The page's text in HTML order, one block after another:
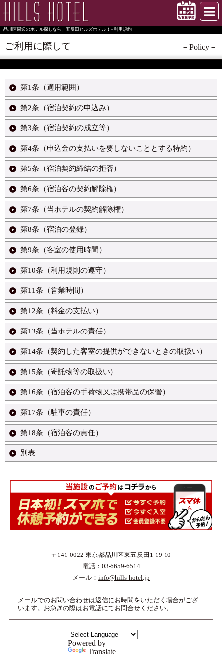
品川区周辺のホテル探しなら、五反田ヒルズホテル！ - 利用規約
ご利用に際して －Policy－
第1条（適用範囲）
1.当ホテルが宿泊客との間で締結する宿泊契約及びこれに関連する
契約は、この約款の定めるところによるものとし、この約款に定め
のない事項については、法令又は一般に確立された慣習によるもの
とします。
2.当ホテルが、法令及び慣習に反しない範囲で特約に応じたとき
は、前項の規定にかかわらず、その特約が優先するものとします。
コンテンツを閉じる
第2条（宿泊契約の申込み）
1.当ホテルに宿泊契約の申し込みをしようとする者は、次の事項を
当ホテルに申し出ていただきます。
* (1) 宿泊者名
* (2) 宿泊日及び到着予定時刻
* (3) 宿泊料金（原則として別表第1の基本宿泊料による。
* (4) その他当ホテルが必要と認める事項
2.宿泊客が、宿泊中に前項第(2)号の宿泊日を超えて宿泊の継続を申
し入れた場合、当ホテルは、その申し出がなされた時点で新たな宿
泊契約の申し込みがあったものとして処理します。
コンテンツを閉じる
第3条（宿泊契約の成立等）
1.宿泊契約は、当ホテルが前条の申し込みを承諾したときに成立す
るものとします。ただし、当ホテルが承諾をしなかったことを証明
したときは、この限りではありません。
2.前項の規定により宿泊契約が成立したときは、宿泊期間（3日を超
えるときは3日間）の基本宿泊料を限度として当ホテルが定める申
込金を、当ホテルが指定する日までに、お支払いいただきます。
3.申込金は、まず、宿泊客が最終的に支払うべき宿泊料金に充当
し、第6条及び第18条の規定を適用する事態が生じたときは、違約
金に次いで賠償金の順序で充当し、残額があれば、第12条の規定に
よる料金の支払いの際に返還します。
4.第2項の申込金を同項の規定により当ホテルが指定した日までにお
支払いいただけない場合は、宿泊契約はその効力を失うものとしま
す。ただし、申込金の支払期日を指定するにあたり、当ホテルがそ
の旨を宿泊客に告知した場合に限ります。
第4条（申込金の支払いを要しないこととする特約）
1.前条第2項の規定にかかわらず、当ホテルは、契約の成立後同項の
申込金の支払いを要しないこととする特約に応じることがありま
す。
2.宿泊契約の申し込みを承諾するに当たり、当ホテルが前条第2項の
申込金の支払いを求めなかった場合及び当該申込金の支払期日を指
定しなかった場合は、前項の特約に応じたものとして取り扱いま
す。
コンテンツを閉じる
第5条（宿泊契約締結の拒否）
1,当ホテルは、次に掲げる場合において、宿泊契約の締結に応じな
いことがあります。
* (1) 宿泊の申込みが、この約款によらないとき
* (2) 満室により客室の余裕がないとき
* (3) 宿泊しようとする者が、宿泊に関し、法令の規定、公の秩序
もしくは善良の風俗に反する行為をするおそれがあると認められる
とき
* (4) 宿泊しようとする者が、法定の伝染病者であると明らかに認
められるとき
* (5) 宿泊に関し合理的な範囲を超える負担を求められたとき
* (6) 天災、施設の故障、その他やむを得ない事由により宿泊させ
ることができないとき
* (7) 宿泊しようとする者が泥酔者等で他の宿泊者に著しく迷惑を
及ぼすおそれがあるとき、及び他の宿泊者に著しく迷惑を及ぼす言
動をしたとき（都道府県の規定にもとづく）
2,「暴力団員による不当な行為の防止等に関する法律」（平成4年3
月1日施行・平成9年改正）による指定暴力団及び指定暴力団員等の
当ホテル利用はお断りします。
ご予約後またはご利用中にその事実が判明した場合には、その時点
でご利用をお断りさせていただく場合があります。
コンテンツを閉じる
第6条（宿泊客の契約解除権）
1,宿泊客は、当ホテルに申し出て、宿泊契約を解除することができ
ます。
2,当ホテルは、宿泊客がその責めに帰すべき事由により宿泊契約の
全部又は一部を解除した場合（第3条第2項の規定により当ホテルが
申込金の支払期日を指定してその支払いを求めた場合であって、 そ
の支払いより前に宿泊客が宿泊契約を解除したときを除きます。）
は別表第2に掲げるところにより、違約金を申し受けます。ただ
し、当ホテルが第4条第1項の特約に応じた場合にあっては、 その特
約に応じるに当たって、宿泊客が宿泊契約を解除したときの違約金
支払義務について、当ホテルが宿泊客に告知したときに限ります。
3,当ホテルは、宿泊客が連絡をしないで宿泊日当日の午後9時（あら
かじめ到着予定時刻が明示されている場合は、その時刻を2時間経
過した時刻）になっても到着しないときは、その宿泊契約は宿泊客
により解除されたものとみなし処理することがあります。
コンテンツを閉じる
第7条（当ホテルの契約解除権）
1,当ホテルは、次に掲げる場合においては、宿泊契約を解除するこ
とがあります。
* (1) 宿泊客が宿泊に関し、法令の規定、公の秩序もしくは善良の
風俗に反する行為をするおそれがあると認められるとき、又は同行
為をしたと認められるとき
* (2) 宿泊客が伝染病者であると明らかに認められるとき
* (3) 宿泊に関し合理的な範囲を超える負担を求められたとき
* (4) 天災等不可抗力に起因する事由により宿泊させることができ
ないとき
* (5) 宿泊しようとする者が泥酔者等で他の宿泊者に著しく迷惑を
及ぼすおそれがあるとき、及び宿泊者に著しく迷惑を及ぼす言動を
したとき（都道府県の規定にもとづく）
* (6) 寝室での寝たばこ、消防用設備等に対するいたずら、その他
当ホテルが定める利用規則の禁止事項（火災予防上必要なものに限
る。）に従わないとき
2,当ホテルが前項の規定に基づいて宿泊契約を解除したときは、宿
泊客がいまだ提供を受けていない宿泊サービス等の料金はいただき
ません。
コンテンツを閉じる
第8条（宿泊の登録）
1,宿泊客は、宿泊日当日、当ホテルのフロントにおいて、次の事項
を登録していただきます。
* (1) 宿泊客の氏名、年令、性別、住所及び職業
* (2) 外国人にあっては、国籍、旅券番号、入国地及び入国年月日
* (3) 出発日及び出発予定時刻
* (4) その他当ホテルが必要と認める事項
2,宿泊客が第12条の料金の支払いを、旅行小切手、宿泊券、クレジ
ットカード等通貨に代わり得る方法により行おうとするときは、あ
らかじめ、前項の登録時にそれらを呈示していただきます。
コンテンツを閉じる
第9条（客室の使用時間）
1,宿泊客が当ホテルの客室を使用できる時間は、チェックイン時か
ら翌朝10時までとします。連続して宿泊する場合においては、到着
日及び出発日を除き、終日使用することができます。
2,当ホテルは、前項の規定にかかわらず、同項に定める時間外の客
室の使用に応じることがあります。この場合には次に掲げる追加料
金を申し受けます。
* (1) 超過3時間までは、基本宿泊料の 30％（室料金の3分の1）
* (2) 超過6時間までは、基本宿泊料の 50％（室料金の2分の1）
* (3) 超過6時間以上は、基本宿泊料の 100％（室料金の全額）
コンテンツを閉じる
第10条（利用規則の遵守）
宿泊客は、当ホテル内においては、当ホテルが定めて館内に掲示し
た利用規則に従っていただきます。
コンテンツを閉じる
第11条（営業時間）
1,当ホテルの主な施設等の営業時間は備え付けパンフレット、各所
の掲示、客室内のインフォメーション等でご案内いたします。
2,前項の時間は、必要やむを得ない場合には臨時に変更することが
あります。その場合には、適当な方法をもってお知らせします。
コンテンツを閉じる
第12条（料金の支払い）
1,宿泊客が支払うべき宿泊料金等の内訳は、別表第1に掲げるところ
によります。
2,前項の宿泊料金等の支払いは、通貨又は当ホテルが認めたクレジ
ットカード等これに代わり得る方法により、当ホテルが請求した
時、フロントにおいて行っていただきます。
3,当ホテルが宿泊客に客室を提供し、使用が可能になったのち、宿
泊客が任意に宿泊しなかった場合においても、宿泊料金は申し受け
ます。
コンテンツを閉じる
第13条（当ホテルの責任）
1,当ホテルは、宿泊契約及びこれに関連する契約の履行に当たり、
又はそれらの不履行により宿泊客に損害を与えたときは、その損害
を賠償します。 ただし、それが当ホテルの責めに帰すべき事由によ
るものでないときは、この限りではありません。
2,当ホテルは、防災施設の整備に努めるほか、万一の火災等に対処
するため、旅館賠償責任保険に加入しております。
コンテンツを閉じる
第14条（契約した客室の提供ができないときの取扱い）
1,当ホテルは、宿泊客に契約した客室を提供できないときは、宿泊
客の了解を得て、できる限り同一の条件による他の宿泊施設をあっ
旋するものとします。
2,当ホテルは、前項の規定にかかわらず他の宿泊施設のあっ旋がで
きないときは、違約金相当額の補償料を宿泊客に支払い、その補償
料は損害賠償額に充当します。 ただし、客室が提供できないことに
ついて、当ホテルの責めに帰すべき事由がないときは、補償料を支
払いません。
第15条（寄託物等の取扱い）
1,宿泊客がフロントにお預けになった物品について、滅失、毀損等
の損害が生じたときは、それが、不可抗力である場合を除き、当ホ
テルは、その損害を賠償します。
2,宿泊客が、当ホテル内にお持込みになった物品であってフロント
にお預けにならなかったものについて、当ホテルの故意又は過失に
より滅失、毀損等の損害が生じたときは、当ホテルは、その損害を
賠償します。 ただし、宿泊客からあらかじめ種類及び価格の明告の
なかったものについては、5万円を限度とします。
第16条（宿泊客の手荷物又は携帯品の保管）
1,宿泊客の手荷物が、宿泊に先立って当ホテルに到着した場合は、
その到着前に当ホテルが了解したときに限って責任をもって保管
し、宿泊客がフロントにおいてチェックインする際お渡しします。
2,宿泊客がチェックアウトしたのち、宿泊客の手荷物又は携帯品が
当ホテルに置き忘れられていた場合において、その所有者が判明し
たときは、当ホテルは、当該所有者に連絡をするとともにその指示
の警察署に届けます。
3,前2項の場合における宿泊客の手荷物又は携帯品の保管についての
当ホテルの責任は、第1項の場合にあっては前条第1項の規定に、前
項の場合にあっては同条第2項の規定に準じるものとします。
第17条（駐車の責任）
宿泊客が当ホテルの駐車場をご利用になる場合、車両のキーの寄託
の如何にかかわらず、当ホテルは場所をお貸しするものであって、
車両の管理責任まで負うものではありません。ただし、駐車場の管
理に当たり、当ホテルの故意又は過失によって損害を与えたとき
コンテンツを閉じる
第18条（宿泊客の責任）
宿泊客の故意又は過失により当ホテルが損害を被ったときは、当該
宿泊客は当ホテルに対し、その損害を賠償していただきます。
コンテンツを閉じる
別表
内訳
宿泊客が
支払うべき
総額
宿泊料
金
基本宿泊料(室料)
・その他の利用料金
される諸税
※基本宿泊料は、フロント、客室内インフォメーションに掲示する
料金表によります。
契約解除の通知を受けた日
当日 前日
〒141-0022 東京都品川区東五反田1-19-10
電話： 03-6659-6514
メール： info@hills-hotel.jp
メールでのお問い合わせは返信にお時間をいただく場合がござ
います。お急ぎの際はお電話にてお問合せください。
Powered by
Translate